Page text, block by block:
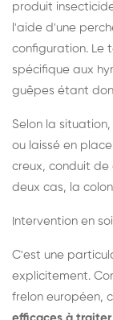
produit
l'aide d'une
configuration. Le
spécifique aux
guêpes étant
Selon la
ou laissé en
creux, conduit de
deux cas, la
Intervention en
C'est une
explicitement.
frelon européen,